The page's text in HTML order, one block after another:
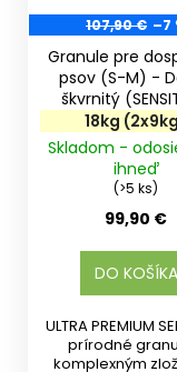
107,90 € –7
Granule pre
psov (S-M) -
18kg
Skladom -
ihneď
(>5 ks)
99,90 €
DO KOŠÍKA
ULTRA PREMIUM
prírodné
komplexným